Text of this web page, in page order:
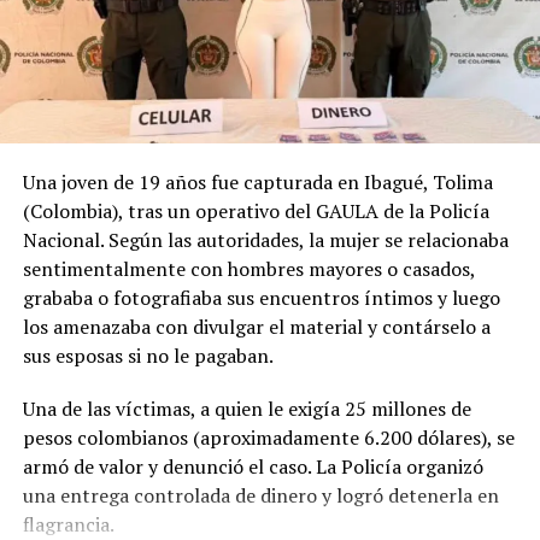
Una joven de 19 años fue capturada en Ibagué, Tolima
(Colombia), tras un operativo del GAULA de la Policía
Nacional. Según las autoridades, la mujer se relacionaba
sentimentalmente con hombres mayores o casados,
grababa o fotografiaba sus encuentros íntimos y luego
los amenazaba con divulgar el material y contárselo a
sus esposas si no le pagaban.
Una de las víctimas, a quien le exigía 25 millones de
pesos colombianos (aproximadamente 6.200 dólares), se
armó de valor y denunció el caso. La Policía organizó
una entrega controlada de dinero y logró detenerla en
flagrancia.